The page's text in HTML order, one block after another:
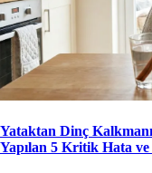
Yataktan Dinç
Yapılan 5 Kritik Hata